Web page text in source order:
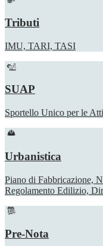
Tributi
IMU, TARI, TASI
SUAP
Sportello Unico per le
Urbanistica
Piano di Fabbricazione,
Regolamento Edilizio,
Pre-Nota